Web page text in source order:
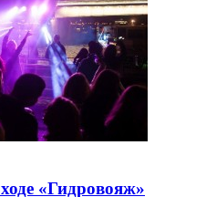
«Гидровояж»